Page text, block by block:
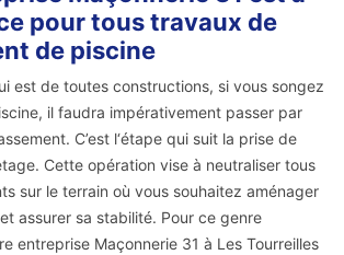
pour tous travaux de
de piscine
est de toutes constructions, si vous songez
il faudra impérativement passer par
C’est l‘étape qui suit la prise de
Cette opération vise à neutraliser tous
sur le terrain où vous souhaitez aménager
assurer sa stabilité. Pour ce genre
entreprise Maçonnerie 31 à Les Tourreilles